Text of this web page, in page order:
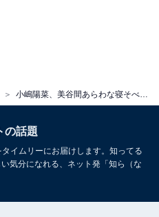
小嶋陽菜、美谷間あらわな寝そべりショット公開！ 「超～ウルトラ美人」「いやもう激カワ」
の話題
イムリーにお届けします。知ってる
気分になれる、ネット発「知ら（な